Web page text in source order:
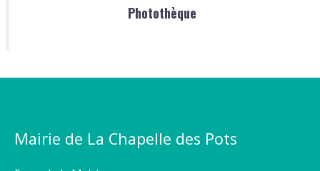
Photothèque
Mairie de La Chapelle des Pots